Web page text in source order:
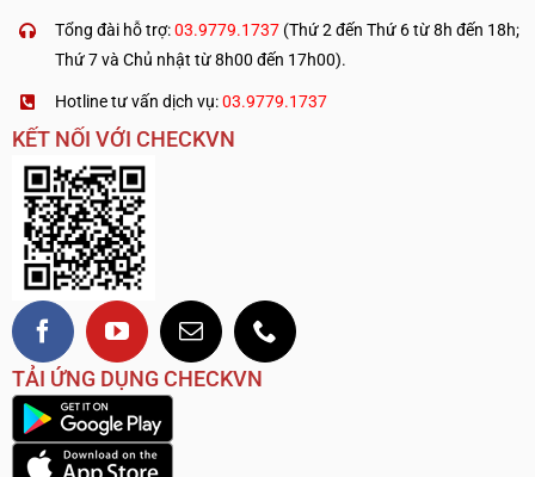
Tổng đài hỗ trợ:03.9779.1737 (Thứ 2 đến Thứ 6 từ 8h đến 18h;
Thứ 7 và Chủ nhật từ 8h00 đến 17h00).
Hotline tư vấn dịch vụ:03.9779.1737
KẾT NỐI VỚI CHECKVN
TẢI ỨNG DỤNG CHECKVN